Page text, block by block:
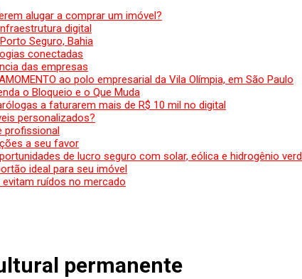
alugar a comprar um imóvel?
digital
Seguro, Bahia
conectadas
das empresas
ao polo empresarial da Vila Olímpia, em São Paulo
o Bloqueio e o Que Muda
a faturarem mais de R$ 10 mil no digital
personalizados?
profissional
a seu favor
de lucro seguro com solar, eólica e hidrogênio
ideal para seu imóvel
ruídos no mercado
permanente